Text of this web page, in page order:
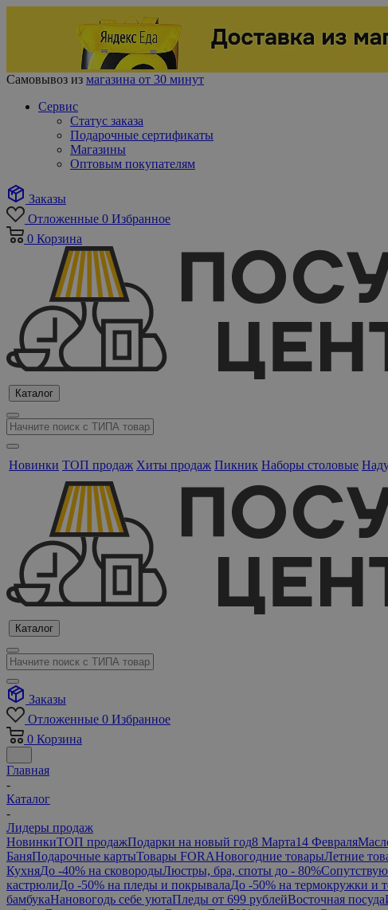
Самовывоз из магазина от 30 минут
Сервис
Статус заказа
Подарочные сертификаты
Магазины
Оптовым покупателям
Заказы
Отложенные 0 Избранное
0 Корзина
Каталог
Новинки ТОП продаж Хиты продаж Пикник Наборы столовые
Каталог
Заказы
Отложенные 0 Избранное
0 Корзина
Главная
-
Каталог
-
Лидеры продаж
НовинкиТОП продажПодарки на новый год8 Марта14 Февраля
БаняПодарочные картыТовары FORAНовогодние товарыЛетние
КухняДо -40% на сковородыЛюстры, бра, споты до - 80%
кастрюлиДо -50% на пледы и покрывалаДо -50% на термокружки и
бамбукаНановогодь себе уютаПледы от 699 рублейВосточная посуда